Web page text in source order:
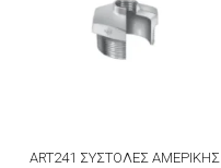
ART241 ΣΥΣΤΟΛΕΣ ΑΜΕΡΙΚΗΣ